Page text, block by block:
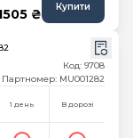
₴ Купити
Код: 9708
Партномер: MU001282
1 день В дорозі